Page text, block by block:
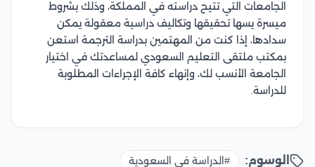
الجامعات التي تتيح دراسته في المملكة، وذلك بشروط
ميسرة يسها تحقيقها وتكاليف دراسية معقولة يمكن
سدادها، إذا كنت من المهتمين بدراسة الترجمة استعن
بمكتب ملتقى التعليم السعودي لمساعدتك في اختيار
الجامعة الأنسب لك، وإنهاء كافة الإجراءات المطلوبة
للدراسة.
الوسوم: #الدراسة في السعودية